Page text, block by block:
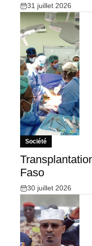
31 juillet 2026
Société
Faso
30 juillet 2026